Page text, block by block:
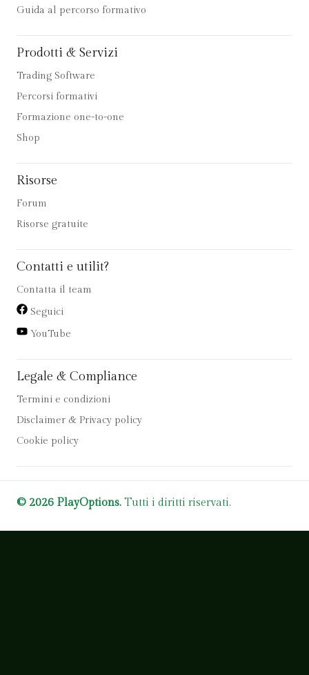
Guida al percorso formativo
Prodotti & Servizi
Trading Software
Percorsi formativi
Formazione one-to-one
Shop
Risorse
Forum
Risorse gratuite
Contatti e utilit?
Contatta il team
Seguici
YouTube
Legale & Compliance
Termini e condizioni
Disclaimer & Privacy policy
Cookie policy
© 2026 PlayOptions. Tutti i diritti riservati.